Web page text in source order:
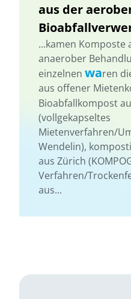
aus der
...kamen Komposte
anaerober
einzelnen waren
aus offener
Bioabfallkompost
(vollgekapseltes
Mietenverfahren/
Wendelin),
aus Zürich
Verfahren/
aus...